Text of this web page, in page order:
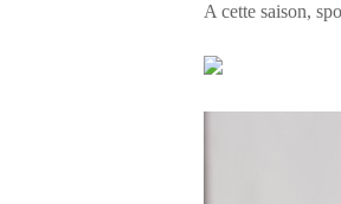
A cette saison,